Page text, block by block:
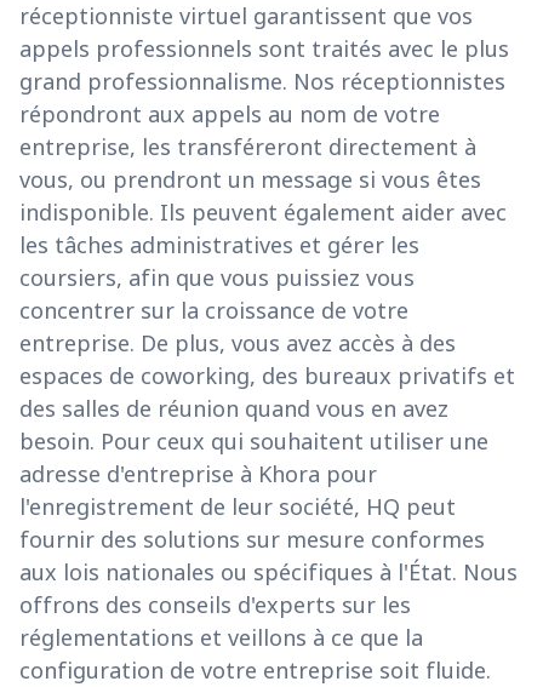
réceptionniste virtuel garantissent que vos
appels professionnels sont traités avec le plus
grand professionnalisme. Nos réceptionnistes
répondront aux appels au nom de votre
entreprise, les transféreront directement à
vous, ou prendront un message si vous êtes
indisponible. Ils peuvent également aider avec
les tâches administratives et gérer les
coursiers, afin que vous puissiez vous
concentrer sur la croissance de votre
entreprise. De plus, vous avez accès à des
espaces de coworking, des bureaux privatifs et
des salles de réunion quand vous en avez
besoin. Pour ceux qui souhaitent utiliser une
adresse d'entreprise à Khora pour
l'enregistrement de leur société, HQ peut
fournir des solutions sur mesure conformes
aux lois nationales ou spécifiques à l'État. Nous
offrons des conseils d'experts sur les
réglementations et veillons à ce que la
configuration de votre entreprise soit fluide.